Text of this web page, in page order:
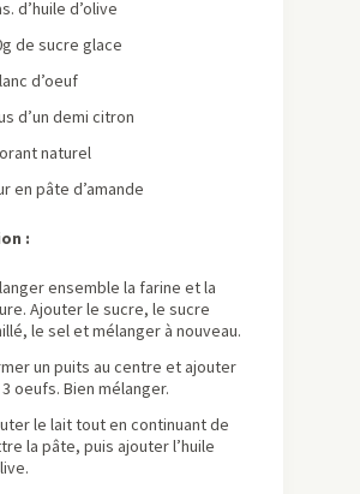
d’huile d’olive
de sucre glace
d’oeuf
d’un demi citron
naturel
en pâte d’amande
:
ensemble la farine et la
Ajouter le sucre, le sucre
le sel et mélanger à nouveau.
un puits au centre et ajouter
oeufs. Bien mélanger.
le lait tout en continuant de
la pâte, puis ajouter l’huile